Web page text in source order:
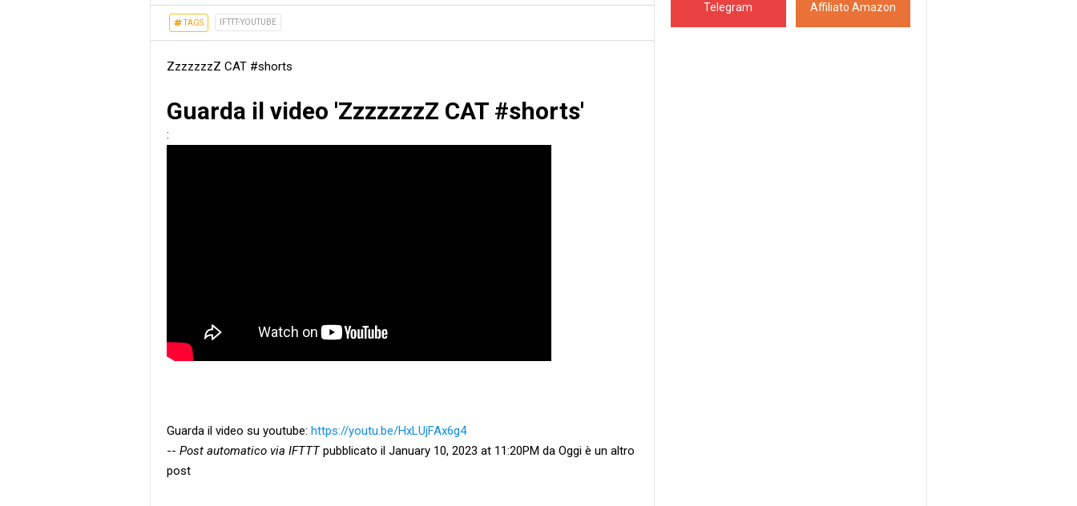
TAGS IFTTT-YOUTUBE
ZzzzzzzZ CAT #shorts
Guarda il video 'ZzzzzzzZ CAT #shorts'
:
Guarda il video su youtube: https://youtu.be/HxLUjFAx6g4
-- Post automatico via IFTTTpubblicato il January 10, 2023 at 11:20PM da Oggi è un altro
post
Telegram Affiliato Amazon